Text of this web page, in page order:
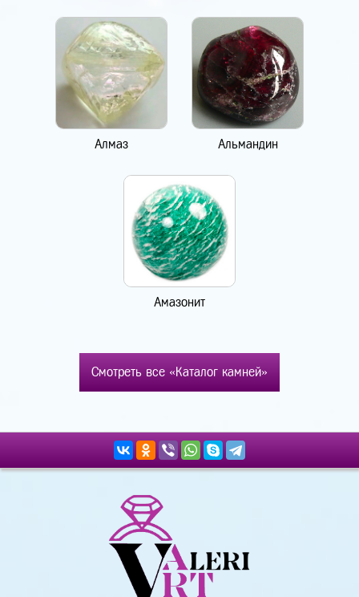
Алмаз Альмандин
Амазонит
Смотреть все «Каталог камней»